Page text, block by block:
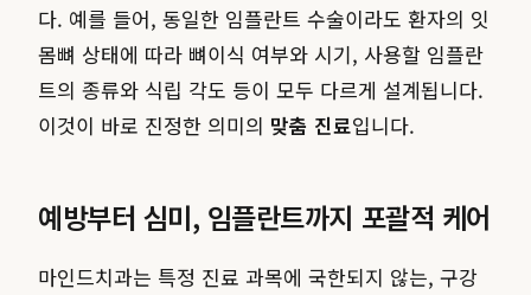
다. 예를 들어, 동일한 임플란트 수술이라도 환자의 잇
몸뼈 상태에 따라 뼈이식 여부와 시기, 사용할 임플란
트의 종류와 식립 각도 등이 모두 다르게 설계됩니다.
이것이 바로 진정한 의미의 맞춤 진료입니다.
예방부터 심미, 임플란트까지 포괄적 케어
마인드치과는 특정 진료 과목에 국한되지 않는, 구강